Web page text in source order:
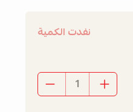
نفدت الكمية